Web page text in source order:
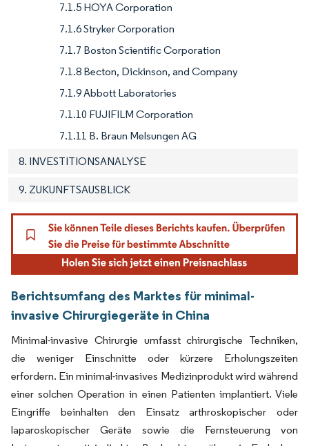
7.1.5 HOYA Corporation
7.1.6 Stryker Corporation
7.1.7 Boston Scientific Corporation
7.1.8 Becton, Dickinson, and Company
7.1.9 Abbott Laboratories
7.1.10 FUJIFILM Corporation
7.1.11 B. Braun Melsungen AG
8. INVESTITIONSANALYSE
9. ZUKUNFTSAUSBLICK
Berichtsumfang des Marktes für minimal-
invasive Chirurgiegeräte in China
Minimal-invasive Chirurgie umfasst chirurgische Techniken,
die weniger Einschnitte oder kürzere Erholungszeiten
erfordern. Ein minimal-invasives Medizinprodukt wird während
einer solchen Operation in einen Patienten implantiert. Viele
Eingriffe beinhalten den Einsatz arthroskopischer oder
laparoskopischer Geräte sowie die Fernsteuerung von